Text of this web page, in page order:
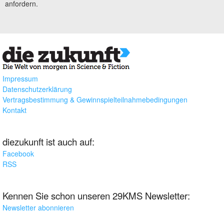
anfordern.
Impressum
Datenschutzerklärung
Vertragsbestimmung & Gewinnspielteilnahmebedingungen
Kontakt
diezukunft ist auch auf:
Facebook
RSS
Kennen Sie schon unseren 29KMS Newsletter:
Newsletter abonnieren